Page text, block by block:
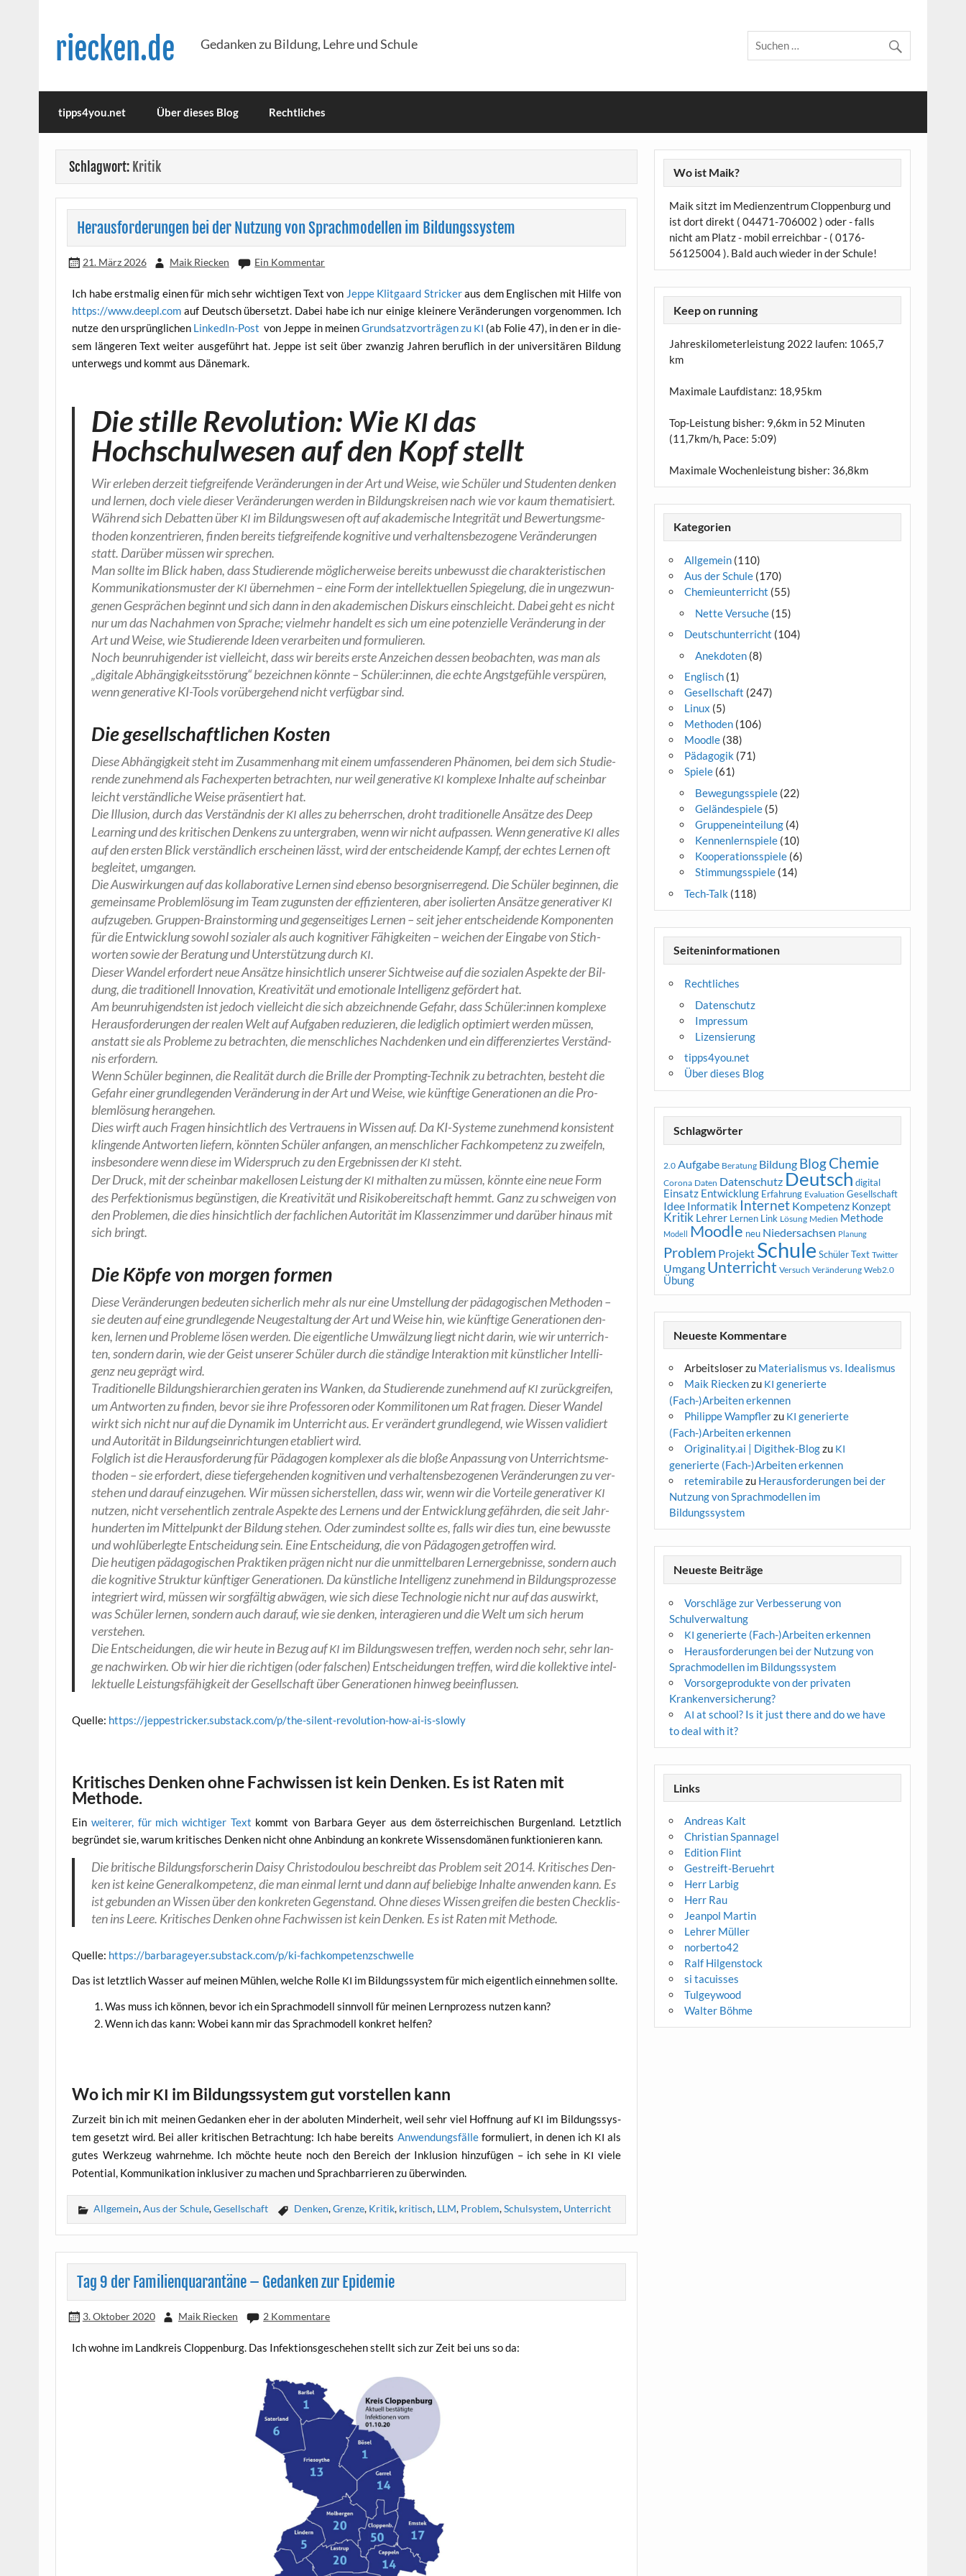
riecken.de Gedanken zu Bildung, Lehre und Schule
tipps4you.net Über dieses Blog Rechtliches
Schlagwort: Kritik
Herausforderungen bei der Nutzung von Sprachmodellen im Bildungssystem
21. März 2026 Maik Riecken Ein Kommentar
Ich habe erst­ma­lig einen für mich sehr wich­ti­gen Text von Jep­pe Klit­gaard Stri­ckeraus dem Eng­li­schen mit Hil­fe von
https://www.deepl.com auf Deutsch über­setzt. Dabei habe ich nur eini­ge klei­ne­re Ver­än­de­run­gen vor­ge­nom­men. Ich
nut­ze den ursprüng­li­chen Lin­ke­dIn-Post von Jep­pe in mei­nenGrund­satz­vor­trä­gen zu KI (ab Folie 47), in den er in die­
sem län­ge­ren Text wei­ter aus­ge­führt hat. Jep­pe ist seit über zwan­zig Jah­ren beruf­lich in der uni­ver­si­tä­ren Bil­dung
unter­wegs und kommt aus Dänemark.
Die stille Revolution: Wie KIdas
Hochschulwesen auf den Kopf stellt
Wir erle­ben der­zeit tief­grei­fen­de Ver­än­de­run­gen in der Art und Wei­se, wie Schü­ler und Stu­den­ten den­ken
und ler­nen, doch vie­le die­ser Ver­än­de­run­gen wer­den in Bil­dungs­krei­sen nach wie vor kaum the­ma­ti­siert.
Wäh­rend sich Debat­ten überKI im Bil­dungs­we­sen oft auf aka­de­mi­sche Inte­gri­tät und Bewer­tungs­me­
tho­den kon­zen­trie­ren, fin­den bereits tief­grei­fen­de kogni­ti­ve und ver­hal­tens­be­zo­ge­ne Ver­än­de­run­gen
statt. Dar­über müs­sen wir sprechen.
Man soll­te im Blick haben, dass Stu­die­ren­de mög­li­cher­wei­se bereits unbe­wusst die cha­rak­te­ris­ti­schen
Kom­mu­ni­ka­ti­ons­mus­ter derKI über­neh­men – eine Form der intel­lek­tu­el­len Spie­ge­lung, die in unge­zwun­
ge­nen Gesprä­chen beginnt und sich dann in den aka­de­mi­schen Dis­kurs ein­schleicht. Dabei geht es nicht
nur um das Nach­ah­men von Spra­che; viel­mehr han­delt es sich um eine poten­zi­el­le Ver­än­de­rung in der
Art und Wei­se, wie Stu­die­ren­de Ideen ver­ar­bei­ten und formulieren.
Noch beun­ru­hi­gen­der ist viel­leicht, dass wir bereits ers­te Anzei­chen des­sen beob­ach­ten, was man als
„digi­ta­le Abhän­gig­keits­stö­rung“ bezeich­nen könn­te – Schüler:innen, die ech­te Angst­ge­füh­le ver­spü­ren,
wenn gene­ra­ti­ve KI-Tools vor­über­ge­hend nicht ver­füg­bar sind.
Die gesellschaftlichen Kosten
Die­se Abhän­gig­keit steht im Zusam­men­hang mit einem umfas­sen­de­ren Phä­no­men, bei dem sich Stu­die­
ren­de zuneh­mend als Fach­ex­per­ten betrach­ten, nur weil gene­ra­ti­ve KI kom­ple­xe Inhal­te auf schein­bar
leicht ver­ständ­li­che Wei­se prä­sen­tiert hat.
Die Illu­si­on, durch das Ver­ständ­nis derKI alles zu beherr­schen, droht tra­di­tio­nel­le Ansät­ze des Deep
Lear­ning und des kri­ti­schen Den­kens zu unter­gra­ben, wenn wir nicht auf­pas­sen. Wenn gene­ra­ti­ve KI alles
auf den ers­ten Blick ver­ständ­lich erschei­nen lässt, wird der ent­schei­den­de Kampf, der ech­tes Ler­nen oft
beglei­tet, umgangen.
Die Aus­wir­kun­gen auf das kol­la­bo­ra­ti­ve Ler­nen sind eben­so besorg­nis­er­re­gend. Die Schü­ler begin­nen, die
gemein­sa­me Pro­blem­lö­sung im Team zuguns­ten der effi­zi­en­te­ren, aber iso­lier­ten Ansät­ze gene­ra­ti­verKI
auf­zu­ge­ben. Grup­pen-Brain­stor­ming und gegen­sei­ti­ges Ler­nen – seit jeher ent­schei­den­de Kom­po­nen­ten
für die Ent­wick­lung sowohl sozia­ler als auch kogni­ti­ver Fähig­kei­ten – wei­chen der Ein­ga­be von Stich­
wor­ten sowie der Bera­tung und Unter­stüt­zung durch KI.
Die­ser Wan­del erfor­dert neue Ansät­ze hin­sicht­lich unse­rer Sicht­wei­se auf die sozia­len Aspek­te der Bil­
dung, die tra­di­tio­nell Inno­va­ti­on, Krea­ti­vi­tät und emo­tio­na­le Intel­li­genz geför­dert hat.
Am beun­ru­hi­gends­ten ist jedoch viel­leicht die sich abzeich­nen­de Gefahr, dass Schüler:innen kom­ple­xe
Her­aus­for­de­run­gen der rea­len Welt auf Auf­ga­ben redu­zie­ren, die ledig­lich opti­miert wer­den müs­sen,
anstatt sie als Pro­ble­me zu betrach­ten, die mensch­li­ches Nach­den­ken und ein dif­fe­ren­zier­tes Ver­ständ­
nis erfordern.
Wenn Schü­ler begin­nen, die Rea­li­tät durch die Bril­le der Promp­ting-Tech­nik zu betrach­ten, besteht die
Gefahr einer grund­le­gen­den Ver­än­de­rung in der Art und Wei­se, wie künf­ti­ge Gene­ra­tio­nen an die Pro­
blem­lö­sung herangehen.
Dies wirft auch Fra­gen hin­sicht­lich des Ver­trau­ens in Wis­sen auf. Da KI-Sys­te­me zuneh­mend kon­sis­tent
klin­gen­de Ant­wor­ten lie­fern, könn­ten Schü­ler anfan­gen, an mensch­li­cher Fach­kom­pe­tenz zu zwei­feln,
ins­be­son­de­re wenn die­se im Wider­spruch zu den Ergeb­nis­sen derKI steht.
Der Druck, mit der schein­bar makel­lo­sen Leis­tung derKI mit­hal­ten zu müs­sen, könn­te eine neue Form
des Per­fek­tio­nis­mus begüns­ti­gen, die Krea­ti­vi­tät und Risi­ko­be­reit­schaft hemmt. Ganz zu schwei­gen von
den Pro­ble­men, die dies hin­sicht­lich der fach­li­chen Auto­ri­tät im Klas­sen­zim­mer und dar­über hin­aus mit
sich bringt.
Die Köpfe von morgen formen
Die­se Ver­än­de­run­gen bedeu­ten sicher­lich mehr als nur eine Umstel­lung der päd­ago­gi­schen Metho­den –
sie deu­ten auf eine grund­le­gen­de Neu­ge­stal­tung der Art und Wei­se hin, wie künf­ti­ge Gene­ra­tio­nen den­
ken, ler­nen und Pro­ble­me lösen wer­den. Die eigent­li­che Umwäl­zung liegt nicht dar­in, wie wir unter­rich­
ten, son­dern dar­in, wie der Geist unse­rer Schü­ler durch die stän­di­ge Inter­ak­ti­on mit künst­li­cher Intel­li­
genz neu geprägt wird.
Tra­di­tio­nel­le Bil­dungs­hier­ar­chien gera­ten ins Wan­ken, da Stu­die­ren­de zuneh­mend aufKI zurück­grei­fen,
um Ant­wor­ten zu fin­den, bevor sie ihre Pro­fes­so­ren oder Kom­mi­li­to­nen um Rat fra­gen. Die­ser Wan­del
wirkt sich nicht nur auf die Dyna­mik im Unter­richt aus. Er ver­än­dert grund­le­gend, wie Wis­sen vali­diert
und Auto­ri­tät in Bil­dungs­ein­rich­tun­gen eta­bliert wird.
Folg­lich ist die Her­aus­for­de­rung für Päd­ago­gen kom­ple­xer als die blo­ße Anpas­sung von Unter­richts­me­
tho­den – sie erfor­dert, die­se tie­fer­ge­hen­den kogni­ti­ven und ver­hal­tens­be­zo­ge­nen Ver­än­de­run­gen zu ver­
ste­hen und dar­auf ein­zu­ge­hen. Wir müs­sen sicher­stel­len, dass wir, wenn wir die Vor­tei­le gene­ra­ti­verKI
nut­zen, nicht ver­se­hent­lich zen­tra­le Aspek­te des Ler­nens und der Ent­wick­lung gefähr­den, die seit Jahr­
hun­der­ten im Mit­tel­punkt der Bil­dung ste­hen. Oder zumin­dest soll­te es, falls wir dies tun, eine bewuss­te
und wohl­über­leg­te Ent­schei­dung sein. Eine Ent­schei­dung, die von Päd­ago­gen getrof­fen wird.
Die heu­ti­gen päd­ago­gi­schen Prak­ti­ken prä­gen nicht nur die unmit­tel­ba­ren Lern­ergeb­nis­se, son­dern auch
die kogni­ti­ve Struk­tur künf­ti­ger Gene­ra­tio­nen. Da künst­li­che Intel­li­genz zuneh­mend in Bil­dungs­pro­zes­se
inte­griert wird, müs­sen wir sorg­fäl­tig abwä­gen, wie sich die­se Tech­no­lo­gie nicht nur auf das aus­wirkt,
was Schü­ler ler­nen, son­dern auch dar­auf, wie sie den­ken, inter­agie­ren und die Welt um sich her­um
verstehen.
Die Ent­schei­dun­gen, die wir heu­te in Bezug aufKI im Bil­dungs­we­sen tref­fen, wer­den noch sehr, sehr lan­
ge nach­wir­ken. Ob wir hier die rich­ti­gen (oder fal­schen) Ent­schei­dun­gen tref­fen, wird die kol­lek­ti­ve intel­
lek­tu­el­le Leis­tungs­fä­hig­keit der Gesell­schaft über Gene­ra­tio­nen hin­weg beeinflussen.
Quel­le: https://jeppestricker.substack.com/p/the-silent-revolution-how-ai-is-slowly
Kritisches Denken ohne Fachwissen ist kein Denken. Es ist Raten mit
Methode.
Einwei­te­rer, für mich wich­ti­ger Text kommt von Bar­ba­ra Gey­er aus dem öster­rei­chi­schen Bur­gen­land. Letzt­lich
begrün­det sie, war­um kri­ti­sches Den­ken nicht ohne Anbin­dung an kon­kre­te Wis­sens­do­mä­nen funk­tio­nie­ren kann.
Die bri­ti­sche Bil­dungs­for­sche­rin Dai­sy Chris­to­dou­lou beschreibt das Pro­blem seit 2014. Kri­ti­sches Den­
ken ist kei­ne Gene­ral­kom­pe­tenz, die man ein­mal lernt und dann auf belie­bi­ge Inhal­te anwen­den kann. Es
ist gebun­den an Wis­sen über den kon­kre­ten Gegen­stand. Ohne die­ses Wis­sen grei­fen die bes­ten Check­lis­
ten ins Lee­re. Kri­ti­sches Den­ken ohne Fach­wis­sen ist kein Den­ken. Es ist Raten mit Methode.
Quel­le: https://barbarageyer.substack.com/p/ki-fachkompetenzschwelle
Das ist letzt­lich Was­ser auf mei­nen Müh­len, wel­che Rol­le KI im Bil­dungs­sys­tem für mich eigent­lich ein­neh­men sollte.
Was muss ich kön­nen, bevor ich ein Sprach­mo­dell sinn­voll für mei­nen Lern­pro­zess nut­zen kann?
Wenn ich das kann: Wobei kann mir das Sprach­mo­dell kon­kret helfen?
Wo ich mir KI im Bildungssystem gut vorstellen kann
Zur­zeit bin ich mit mei­nen Gedan­ken eher in der abo­lu­ten Min­der­heit, weil sehr viel Hoff­nung auf KI im Bil­dungs­sys­
tem gesetzt wird. Bei aller kri­ti­schen Betrach­tung: Ich habe bereits Anwen­dungs­fäl­lefor­mu­liert, in denen ich KI als
gutes Werk­zeug wahr­neh­me. Ich möch­te heu­te noch den Bereich der Inklu­si­on hin­zu­fü­gen – ich sehe in KI vie­le
Poten­ti­al, Kom­mu­ni­ka­ti­on inklu­si­ver zu machen und Sprach­bar­rie­ren zu überwinden.
Allgemein,Aus der Schule,Gesellschaft Denken,Grenze, Kritik, kritisch, LLM, Problem,Schulsystem, Unterricht
Tag 9 der Familienquarantäne – Gedanken zur Epidemie
3. Oktober 2020 Maik Riecken 2 Kommentare
Ich woh­ne im Land­kreis Clop­pen­burg. Das Infek­ti­ons­ge­sche­hen stellt sich zur Zeit bei uns so da:
Wo ist Maik?
Maik sitzt im Medienzentrum Cloppenburg und
ist dort direkt ( 04471-706002 ) oder - falls
nicht am Platz - mobil erreichbar - ( 0176-
56125004 ). Bald auch wieder in der Schule!
Keep on running
Jahreskilometerleistung 2022 laufen: 1065,7
km
Maximale Laufdistanz: 18,95km
Top-Leistung bisher: 9,6km in 52 Minuten
(11,7km/h, Pace: 5:09)
Maximale Wochenleistung bisher: 36,8km
Kategorien
Allgemein (110)
Aus der Schule (170)
Chemieunterricht (55)
Nette Versuche (15)
Deutschunterricht (104)
Anekdoten (8)
Englisch (1)
Gesellschaft (247)
Linux (5)
Methoden (106)
Moodle (38)
Pädagogik (71)
Spiele (61)
Bewegungsspiele (22)
Geländespiele (5)
Gruppeneinteilung (4)
Kennenlernspiele (10)
Kooperationsspiele (6)
Stimmungsspiele (14)
Tech-Talk (118)
Seiteninformationen
Rechtliches
Datenschutz
Impressum
Lizensierung
tipps4you.net
Über dieses Blog
Schlagwörter
2.0 Aufgabe Beratung Bildung BlogChemie
Corona Daten Datenschutz Deutsch digital
Einsatz Entwicklung Erfahrung Evaluation Gesellschaft
Idee Informatik Internet Kompetenz Konzept
Kritik Lehrer Lernen Link Lösung Medien Methode
Modell Moodle neu Niedersachsen Planung
Problem Projekt Schule Schüler Text Twitter
Umgang Unterricht Versuch Veränderung Web2.0
Übung
Neueste Kommentare
Arbeitsloserzu Materialismus vs. Idealismus
Maik Rieckenzu KI generierte
(Fach-)Arbeiten erkennen
Philippe Wampflerzu KI generierte
(Fach-)Arbeiten erkennen
Originality.ai | Digithek-Blogzu KI
generierte (Fach-)Arbeiten erkennen
retemirabilezu Herausforderungen bei der
Nutzung von Sprachmodellen im
Bildungssystem
Neueste Beiträge
Vorschläge zur Verbesserung von
Schulverwaltung
KI generierte (Fach-)Arbeiten erkennen
Herausforderungen bei der Nutzung von
Sprachmodellen im Bildungssystem
Vorsorgeprodukte von der privaten
Krankenversicherung?
AI at school? Is it just there and do we have
to deal with it?
Links
Andreas Kalt
Christian Spannagel
Edition Flint
Gestreift-Beruehrt
Herr Larbig
Herr Rau
Jeanpol Martin
Lehrer Müller
norberto42
Ralf Hilgenstock
si tacuisses
Tulgeywood
Walter Böhme